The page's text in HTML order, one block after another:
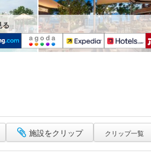
る
施設をクリップ クリップ一覧